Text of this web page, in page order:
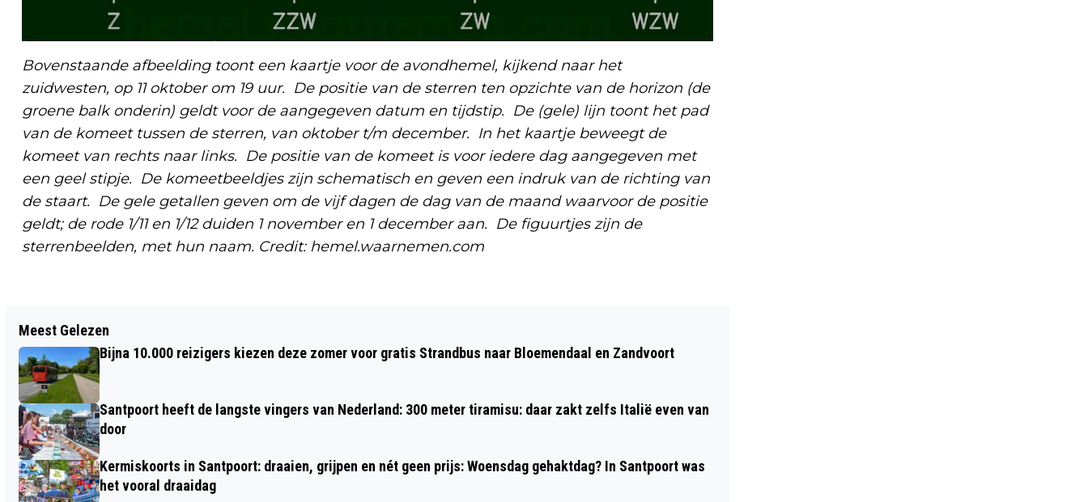
Bovenstaande afbeelding toont een kaartje voor de avondhemel, kijkend naar het
zuidwesten, op 11 oktober om 19 uur. De positie van de sterren ten opzichte van de horizon (de
groene balk onderin) geldt voor de aangegeven datum en tijdstip. De (gele) lijn toont het pad
van de komeet tussen de sterren, van oktober t/m december. In het kaartje beweegt de
komeet van rechts naar links. De positie van de komeet is voor iedere dag aangegeven met
een geel stipje. De komeetbeeldjes zijn schematisch en geven een indruk van de richting van
de staart. De gele getallen geven om de vijf dagen de dag van de maand waarvoor de positie
geldt; de rode 1/11 en 1/12 duiden 1 november en 1 december aan. De figuurtjes zijn de
sterrenbeelden, met hun naam. Credit: hemel.waarnemen.com
TOPCELLIST THOMAS PRECHAL OPENT
CONCERTREEKS IN KOETSHUIS KASTEEL
KEUKENHOF
70 JAAR GELEDEN VAN START
Meest Gelezen
Bijna 10.000 reizigers kiezen deze zomer voor gratis Strandbus naar Bloemendaal en Zandvoort
Santpoort heeft de langste vingers van Nederland: 300 meter tiramisu: daar zakt zelfs Italië even van
door
Kermiskoorts in Santpoort: draaien, grijpen en nét geen prijs: Woensdag gehaktdag? In Santpoort was
het vooral draaidag